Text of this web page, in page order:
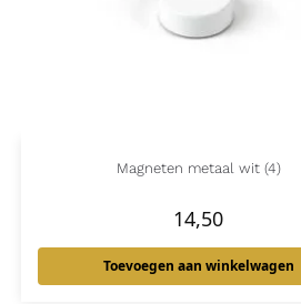
Magneten metaal wit (4)
14,50
Toevoegen aan winkelwagen